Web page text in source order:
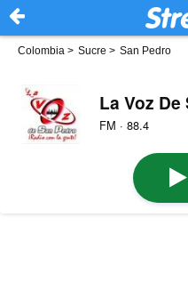
Colombia > Sucre > San Pedro
La Voz
FM · 88.4